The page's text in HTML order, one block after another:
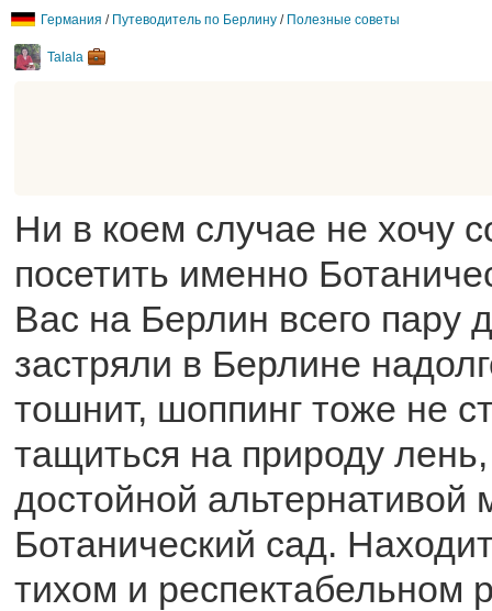
Германия / Путеводитель по Берлину / Полезные советы
Talala
Ни в коем случае не хочу
посетить именно
Вас на Берлин всего пару
застряли в Берлине
тошнит, шоппинг тоже не
тащиться на природу
достойной альтернативой
Ботанический сад.
тихом и респектабельном